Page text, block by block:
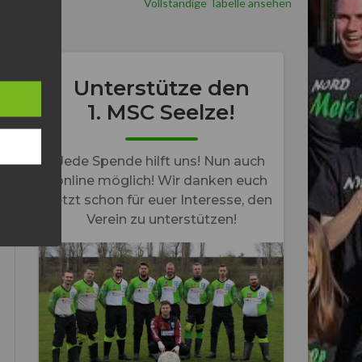
Vollständige Tabelle ansehen